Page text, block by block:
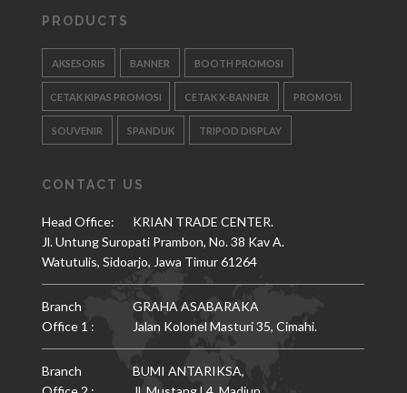
PRODUCTS
AKSESORIS BANNER BOOTH PROMOSI
CETAK KIPAS PROMOSI CETAK X-BANNER PROMOSI
SOUVENIR SPANDUK TRIPOD DISPLAY
CONTACT US
Head Office:
KRIAN TRADE CENTER.
Jl. Untung Suropati Prambon, No. 38 Kav A.
Watutulis, Sidoarjo, Jawa Timur 61264
Branch
Office 1 :
GRAHA ASABARAKA
Jalan Kolonel Masturi 35, Cimahi.
Branch
BUMI ANTARIKSA,